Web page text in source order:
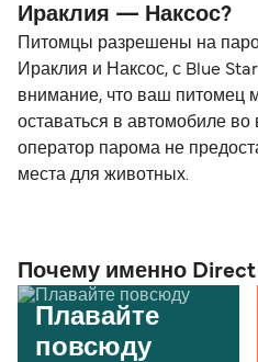
Ираклия — Наксос?
Питомцы разрешены на
Ираклия и Наксос, с Blue
внимание, что ваш питомец
оставаться в автомобиле
оператор парома не
места для животных.
Почему именно Direct
Плавайте
повсюду